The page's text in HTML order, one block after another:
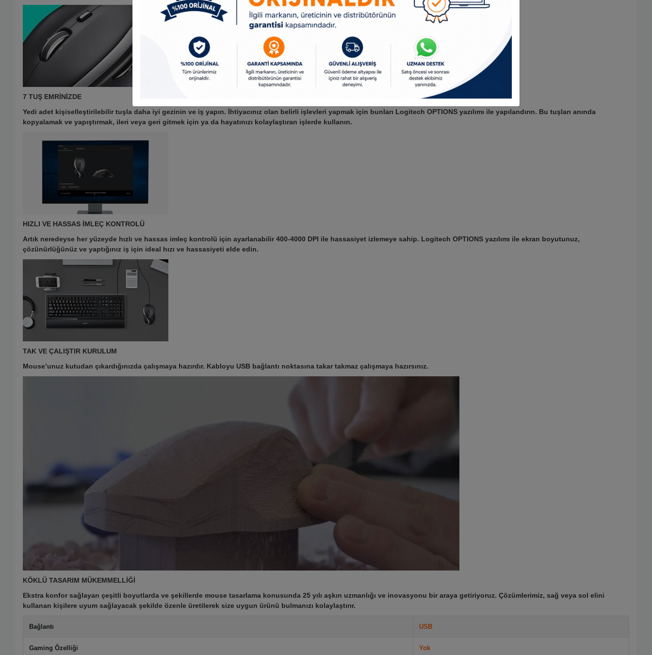
7 TUŞ EMRİNİZDE
Yedi adet kişiselleştirilebilir tuşla daha iyi gezinin ve iş yapın. İhtiyacınız olan belirli işlevleri yapmak için bunları Logitech OPTIONS yazılımı ile yapılandırın. Bu tuşları anında
kopyalamak ve yapıştırmak, ileri veya geri gitmek için ya da hayatınızı kolaylaştıran işlerde kullanın.
HIZLI VE HASSAS İMLEÇ KONTROLÜ
Artık neredeyse her yüzeyde hızlı ve hassas imleç kontrolü için ayarlanabilir 400-4000 DPI ile hassasiyet izlemeye sahip. Logitech OPTIONS yazılımı ile ekran boyutunuz,
çözünürlüğünüz ve yaptığınız iş için ideal hızı ve hassasiyeti elde edin.
TAK VE ÇALIŞTIR KURULUM
Mouse’unuz kutudan çıkardığınızda çalışmaya hazırdır. Kabloyu USB bağlantı noktasına takar takmaz çalışmaya hazırsınız.
KÖKLÜ TASARIM MÜKEMMELLİĞİ
Ekstra konfor sağlayan çeşitli boyutlarda ve şekillerde mouse tasarlama konusunda 25 yılı aşkın uzmanlığı ve inovasyonu bir araya getiriyoruz. Çözümlerimiz, sağ veya sol elini
kullanan kişilere uyum sağlayacak şekilde özenle üretilerek size uygun ürünü bulmanızı kolaylaştırır.
Bağlantı USB
Gaming Özelliği Yok